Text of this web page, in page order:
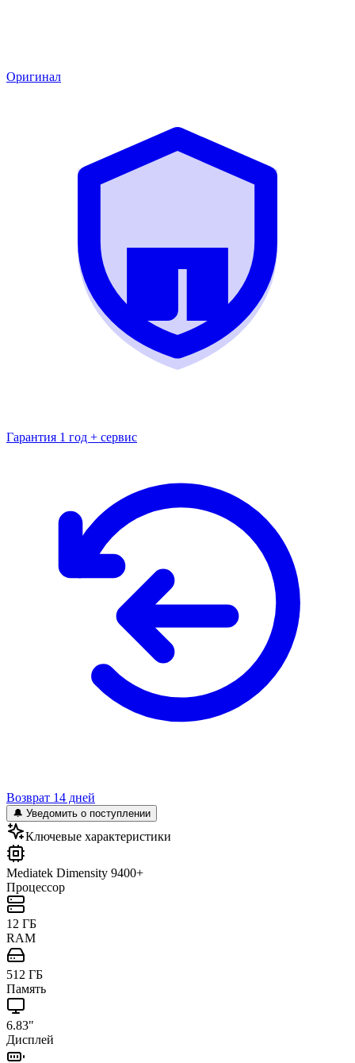
Оригинал
Гарантия 1 год + сервис
Возврат 14 дней
🔔 Уведомить о поступлении
Ключевые характеристики
Mediatek Dimensity 9400+
Процессор
12 ГБ
RAM
512 ГБ
Память
6.83"
Дисплей